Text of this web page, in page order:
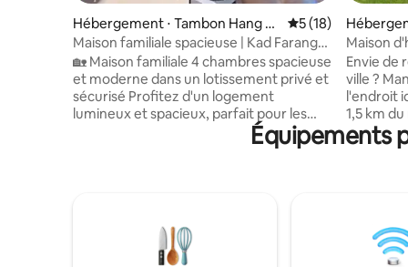
Hébergement ⋅ Tambon Hang D
ong
Évaluation
5 (18)
Maison familiale spacieuse | Kad Farang
Hang Dong
🏡 Maison familiale 4 chambres spacieuse
et moderne dans un lotissement privé et
sécurisé Profitez d'un logement
lumineux et spacieux, parfait pour les
suffisamment d'espace pour vous
de Starbucks, et à seulement 15 minutes
de l'aéroport. Points forts : ✅ 4 chambres
Maison
Maison
Envie de
ville ?
l'endroit
1,5 km
pouvez
ramener
piscine
pour
Équipements